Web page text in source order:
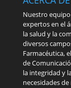
Nuestro
expertos en el
la salud y la
diversos
Farmacéutica,
de
la integridad y
necesidades